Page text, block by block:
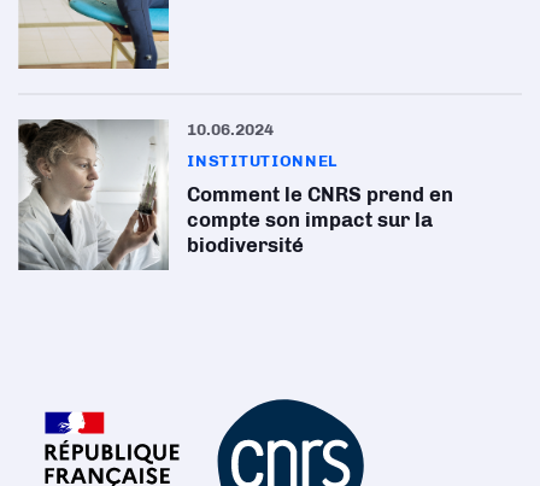
10.06.2024
INSTITUTIONNEL
Comment le CNRS prend en
compte son impact sur la
biodiversité